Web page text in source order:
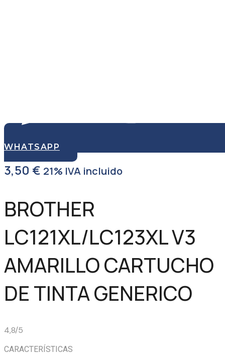
WHATSAPP
3,50 € 21% IVA incluido
BROTHER
LC121XL/LC123XL V3
AMARILLO CARTUCHO
DE TINTA GENERICO
4,8/5
CARACTERÍSTICAS